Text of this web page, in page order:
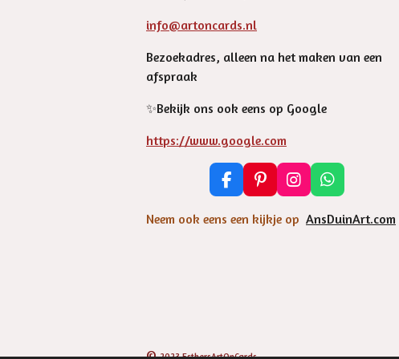
info@artoncards.nl
Bezoekadres, alleen na het maken van een
afspraak
✨️Bekijk ons ook eens op Google
https://www.google.com
F
a
c
P
i
n
t
I
n
s
t
W
h
a
Neem ook eens een kijkje op AnsDuinArt.com
©